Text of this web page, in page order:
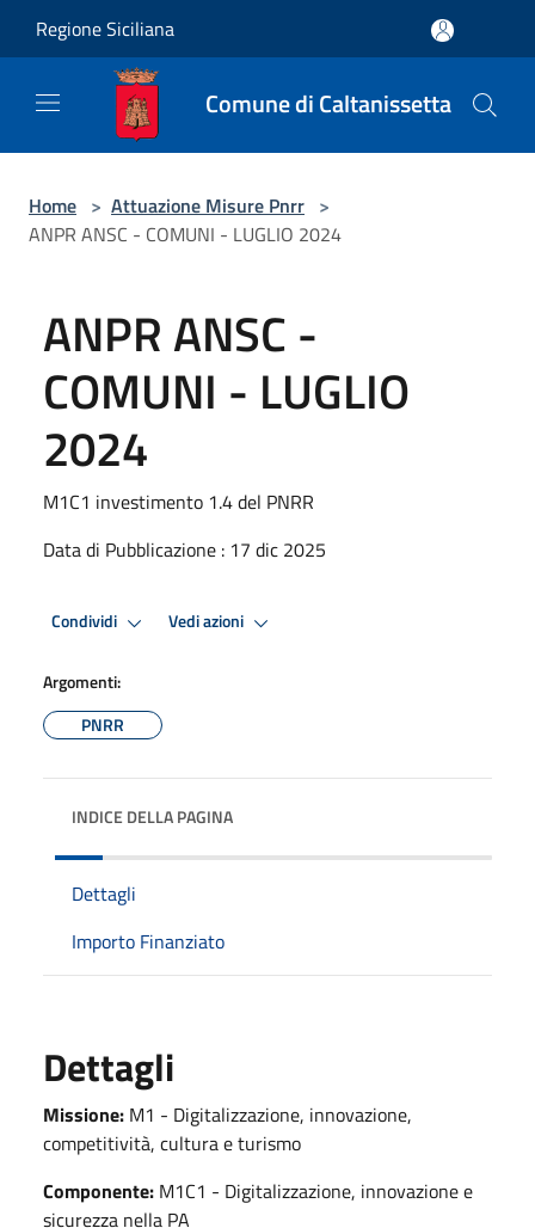
Regione Siciliana
Comune di Caltanissetta
Home > Attuazione Misure Pnrr >
ANPR ANSC - COMUNI - LUGLIO 2024
ANPR ANSC -
COMUNI - LUGLIO
2024
M1C1 investimento 1.4 del PNRR
Data di Pubblicazione : 17 dic 2025
Condividi Vedi azioni
Argomenti:
PNRR
INDICE DELLA PAGINA
Dettagli
Importo Finanziato
Dettagli
Missione: M1 - Digitalizzazione, innovazione,
competitività, cultura e turismo
Componente: M1C1 - Digitalizzazione, innovazione e
sicurezza nella PA